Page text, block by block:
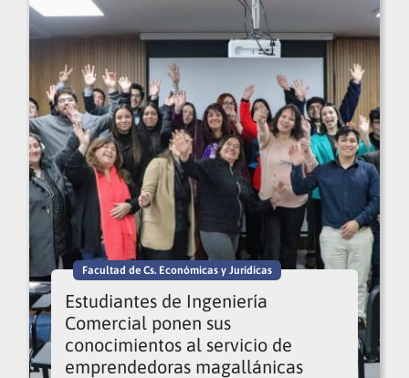
Facultad de Cs. Económicas y Jurídicas
Estudiantes de Ingeniería
Comercial ponen sus
conocimientos al servicio de
emprendedoras magallánicas